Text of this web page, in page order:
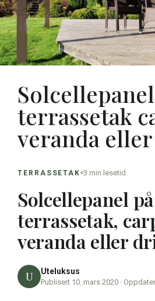
terrassetak
veranda
TERRASSETAK 3 min lesetid
Solcellepanel på
terrassetak,
veranda eller
U Uteluksus
Publisert 10. mars 2020 ·